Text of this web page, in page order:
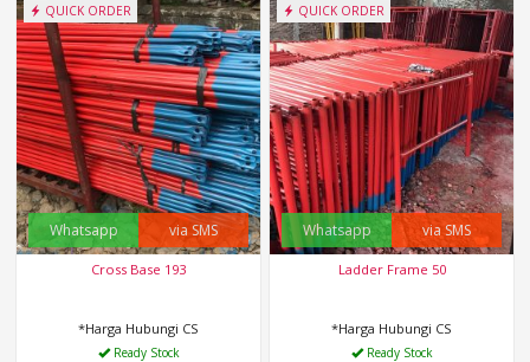
QUICK ORDER
Whatsapp via SMS
Cross Base 193
*Harga Hubungi CS
Ready Stock
QUICK ORDER
Whatsapp via SMS
Ladder Frame 50
*Harga Hubungi CS
Ready Stock